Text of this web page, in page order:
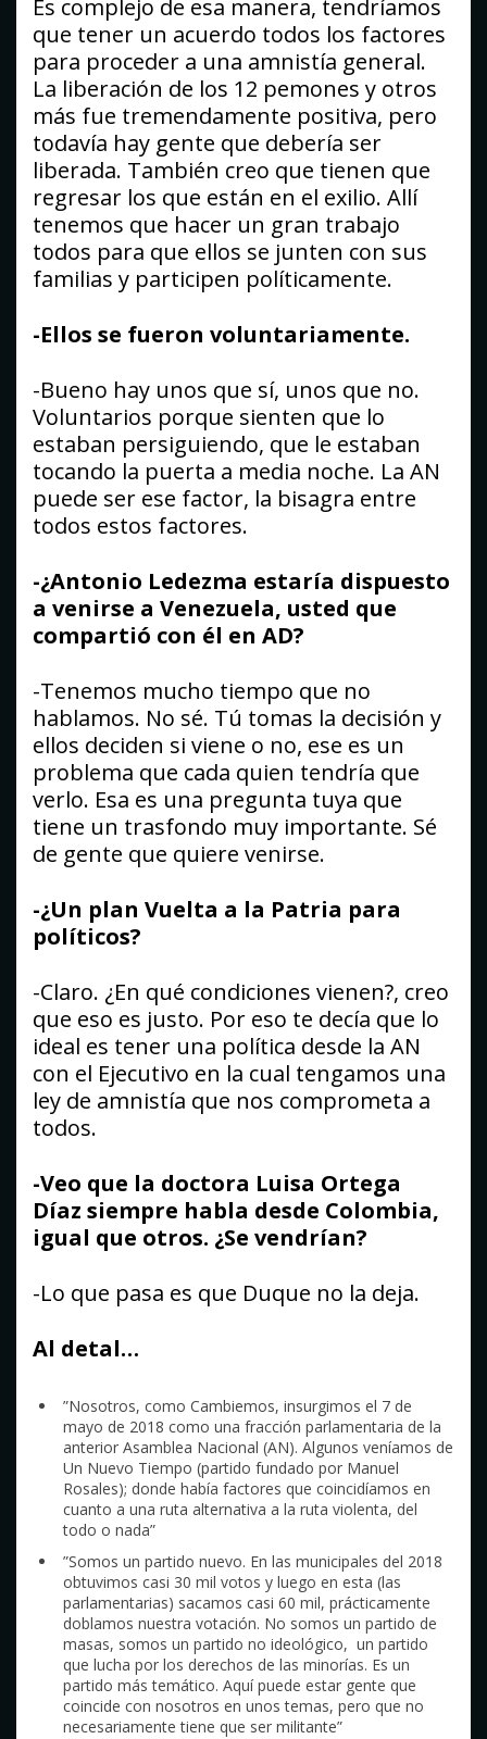
Es complejo de esa manera, tendríamos
que tener un acuerdo todos los factores
para proceder a una amnistía general.
La liberación de los 12 pemones y otros
más fue tremendamente positiva, pero
todavía hay gente que debería ser
liberada. También creo que tienen que
regresar los que están en el exilio. Allí
tenemos que hacer un gran trabajo
todos para que ellos se junten con sus
familias y participen políticamente.
-Ellos se fueron voluntariamente.
-Bueno hay unos que sí, unos que no.
Voluntarios porque sienten que lo
estaban persiguiendo, que le estaban
tocando la puerta a media noche. La AN
puede ser ese factor, la bisagra entre
todos estos factores.
-¿Antonio Ledezma estaría dispuesto
a venirse a Venezuela, usted que
compartió con él en AD?
-Tenemos mucho tiempo que no
hablamos. No sé. Tú tomas la decisión y
ellos deciden si viene o no, ese es un
problema que cada quien tendría que
verlo. Esa es una pregunta tuya que
tiene un trasfondo muy importante. Sé
de gente que quiere venirse.
-¿Un plan Vuelta a la Patria para
políticos?
-Claro. ¿En qué condiciones vienen?, creo
que eso es justo. Por eso te decía que lo
ideal es tener una política desde la AN
con el Ejecutivo en la cual tengamos una
ley de amnistía que nos comprometa a
todos.
-Veo que la doctora Luisa Ortega
Díaz siempre habla desde Colombia,
igual que otros. ¿Se vendrían?
-Lo que pasa es que Duque no la deja.
Al detal…
”Nosotros, como Cambiemos, insurgimos el 7 de
mayo de 2018 como una fracción parlamentaria de la
anterior Asamblea Nacional (AN). Algunos veníamos de
Un Nuevo Tiempo (partido fundado por Manuel
Rosales); donde había factores que coincidíamos en
cuanto a una ruta alternativa a la ruta violenta, del
todo o nada”
”Somos un partido nuevo. En las municipales del 2018
obtuvimos casi 30 mil votos y luego en esta (las
parlamentarias) sacamos casi 60 mil, prácticamente
doblamos nuestra votación. No somos un partido de
masas, somos un partido no ideológico, un partido
que lucha por los derechos de las minorías. Es un
partido más temático. Aquí puede estar gente que
coincide con nosotros en unos temas, pero que no
necesariamente tiene que ser militante”